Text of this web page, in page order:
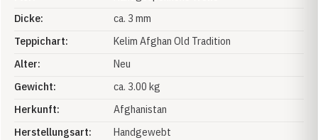
Dicke:
ca. 3 mm
Teppichart:
Kelim Afghan Old Tradition
Alter:
Neu
Gewicht:
ca. 3.00 kg
Herkunft:
Afghanistan
Herstellungsart:
Handgewebt